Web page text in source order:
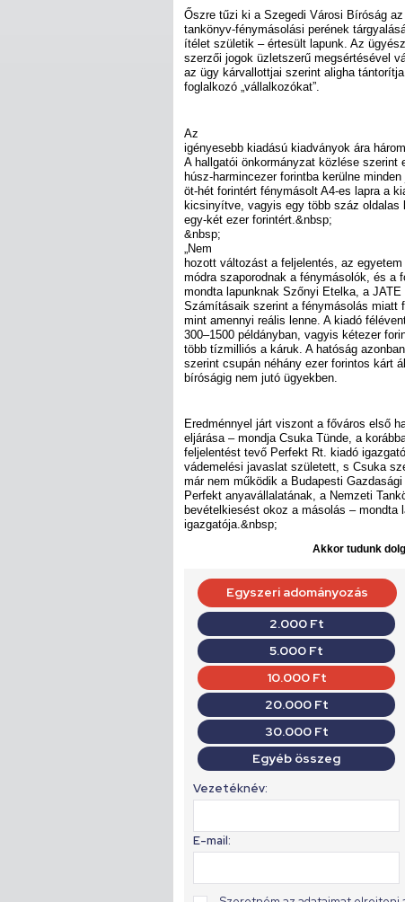
Őszre tűzi ki a Szegedi Városi Bíróság
tankönyv-fénymásolási perének
ítélet születik – értesült lapunk. Az
szerzői jogok üzletszerű megsértésével
az ügy kárvallottjai szerint aligha
foglalkozó „vállalkozókat”.
Az
igényesebb kiadású kiadványok ára
A hallgatói önkormányzat közlése szerint
húsz-harmincezer forintba kerülne
öt-hét forintért fénymásolt A4-es lapra a
kicsinyítve, vagyis egy több száz oldalas
egy-két ezer forintért.&nbsp;
&nbsp;
„Nem
hozott változást a feljelentés, az
módra szaporodnak a fénymásolók, és a
mondta lapunknak Szőnyi Etelka, a JATE
Számításaik szerint a fénymásolás miatt
mint amennyi reális lenne. A kiadó
300–1500 példányban, vagyis kétezer
több tízmilliós a káruk. A hatóság
szerint csupán néhány ezer forintos kárt
bíróságig nem jutó ügyekben.
Eredménnyel járt viszont a főváros első
eljárása – mondja Csuka Tünde, a
feljelentést tevő Perfekt Rt. kiadó
vádemelési javaslat született, s Csuka
már nem működik a Budapesti
Perfekt anyavállalatának, a Nemzeti
bevételkiesést okoz a másolás – mondta
igazgatója.&nbsp;
Akkor tudunk